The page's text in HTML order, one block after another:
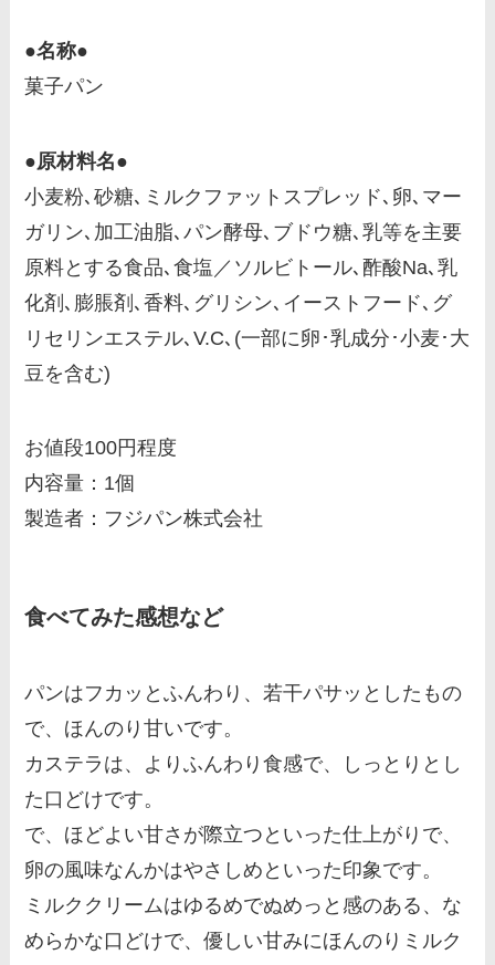
●名称●
菓子パン
●原材料名●
小麦粉､砂糖､ミルクファットスプレッド､卵､マー
ガリン､加工油脂､パン酵母､ブドウ糖､乳等を主要
原料とする食品､食塩／ソルビトール､酢酸Na､乳
化剤､膨脹剤､香料､グリシン､イーストフード､グ
リセリンエステル､V.C､(一部に卵･乳成分･小麦･大
豆を含む)
お値段100円程度
内容量：1個
製造者：フジパン株式会社
食べてみた感想など
パンはフカッとふんわり、若干パサッとしたもの
で、ほんのり甘いです。
カステラは、よりふんわり食感で、しっとりとし
た口どけです。
で、ほどよい甘さが際立つといった仕上がりで、
卵の風味なんかはやさしめといった印象です。
ミルククリームはゆるめでぬめっと感のある、な
めらかな口どけで、優しい甘みにほんのりミルク